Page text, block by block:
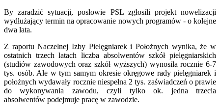
By zaradzić sytuacji, posłowie PSL zgłosili projekt nowelizacji
wydłużający termin na opracowanie nowych programów - o kolejne
dwa lata.
Z raportu Naczelnej Izby Pielęgniarek i Położnych wynika, że w
ostatnich trzech latach liczba absolwentów szkół pielęgniarskich
(studiów zawodowych oraz szkół wyższych) wynosiła rocznie 6-7
tys. osób. Ale w tym samym okresie okręgowe rady pielęgniarek i
położnych wydawały rocznie niespełna 2 tys. zaświadczeń o prawie
do wykonywania zawodu, czyli tylko ok. jedna trzecia
absolwentów podejmuje pracę w zawodzie.